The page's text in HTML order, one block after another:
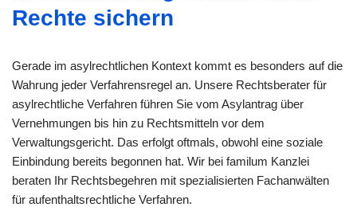
Rechte sichern
Gerade im asylrechtlichen Kontext kommt es besonders auf die
Wahrung jeder Verfahrensregel an. Unsere Rechtsberater für
asylrechtliche Verfahren führen Sie vom Asylantrag über
Vernehmungen bis hin zu Rechtsmitteln vor dem
Verwaltungsgericht. Das erfolgt oftmals, obwohl eine soziale
Einbindung bereits begonnen hat. Wir bei familum Kanzlei
beraten Ihr Rechtsbegehren mit spezialisierten Fachanwälten
für aufenthaltsrechtliche Verfahren.